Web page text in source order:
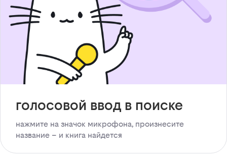
голосовой ввод в поиске
нажмите на значок микрофона, произнесите
название – и книга найдется